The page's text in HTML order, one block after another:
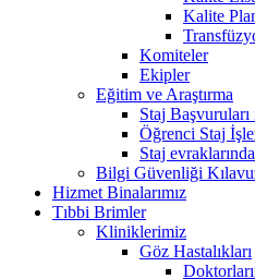
Kalite
Komiteler
Ekipler
Eğitim ve Araştırma
Staj Başvuruları
Öğrenci Staj
Staj
Bilgi Güvenliği
Hizmet Binalarımız
Tıbbi Brimler
Kliniklerimiz
Göz Hastalıkları